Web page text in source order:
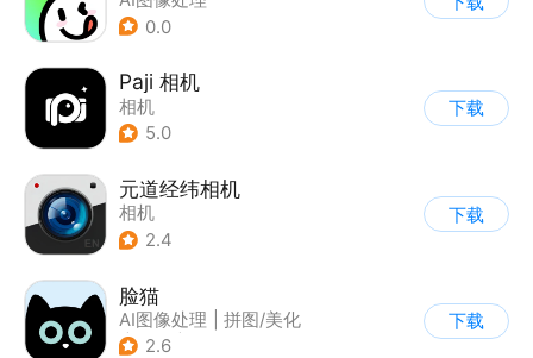
0.0
Paji 相机
相机
5.0
下载
元道经纬相机
相机
2.4
下载
脸猫
AI图像处理
拼图/美化
| 其他
2.6
下载